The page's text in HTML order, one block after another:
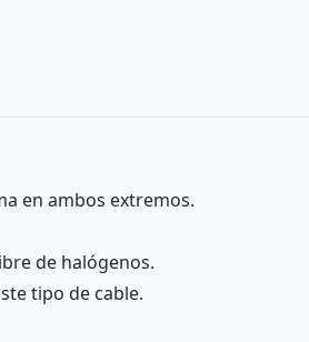
en ambos extremos.
de halógenos.
tipo de cable.